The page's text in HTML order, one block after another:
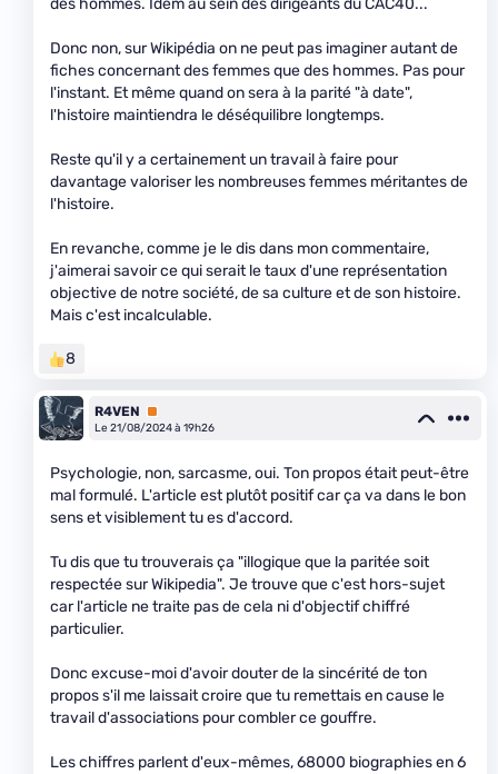
des hommes. Idem au sein des dirigeants du CAC40...
Donc non, sur Wikipédia on ne peut pas imaginer autant de
fiches concernant des femmes que des hommes. Pas pour
l'instant. Et même quand on sera à la parité "à date",
l'histoire maintiendra le déséquilibre longtemps.
Reste qu'il y a certainement un travail à faire pour
davantage valoriser les nombreuses femmes méritantes de
l'histoire.
En revanche, comme je le dis dans mon commentaire,
j'aimerai savoir ce qui serait le taux d'une représentation
objective de notre société, de sa culture et de son histoire.
Mais c'est incalculable.
8
R4VEN
Premium
Le 21/08/2024 à 19h26
Psychologie, non, sarcasme, oui. Ton propos était peut-être
mal formulé. L'article est plutôt positif car ça va dans le bon
sens et visiblement tu es d'accord.
Tu dis que tu trouverais ça "illogique que la paritée soit
respectée sur Wikipedia". Je trouve que c'est hors-sujet
car l'article ne traite pas de cela ni d'objectif chiffré
particulier.
Donc excuse-moi d'avoir douter de la sincérité de ton
propos s'il me laissait croire que tu remettais en cause le
travail d'associations pour combler ce gouffre.
Les chiffres parlent d'eux-mêmes, 68000 biographies en 6